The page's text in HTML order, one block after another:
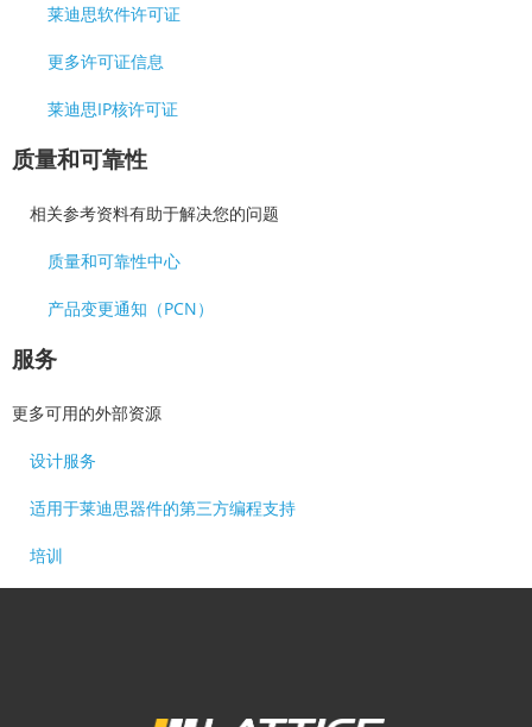
莱迪思软件许可证
更多许可证信息
莱迪思IP核许可证
质量和可靠性
相关参考资料有助于解决您的问题
质量和可靠性中心
产品变更通知（PCN）
服务
更多可用的外部资源
设计服务
适用于莱迪思器件的第三方编程支持
培训